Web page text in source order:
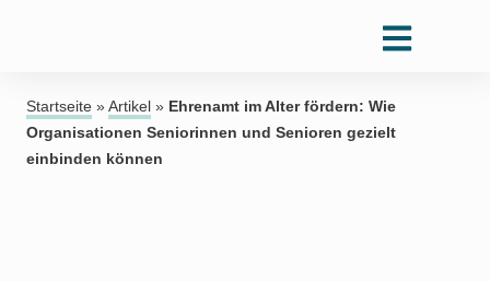
Startseite » Artikel » Ehrenamt im Alter fördern: Wie
Organisationen Seniorinnen und Senioren gezielt
einbinden können